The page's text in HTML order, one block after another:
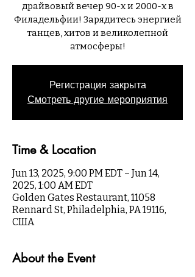
драйвовый вечер 90-х и 2000-х в
Филадельфии! Зарядитесь энергией
танцев, хитов и великолепной
атмосферы!
Регистрация закрыта
Смотреть другие мероприятия
Time & Location
Jun 13, 2025, 9:00 PM EDT – Jun 14,
2025, 1:00 AM EDT
Golden Gates Restaurant, 11058
Rennard St, Philadelphia, PA 19116,
США
About the Event